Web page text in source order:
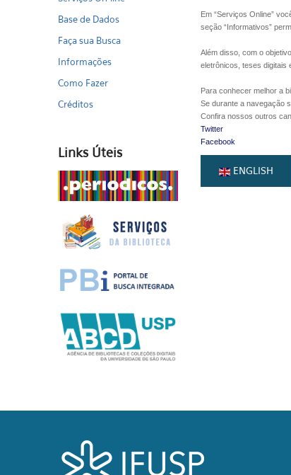
Base de Dados
Faça sua Busca
Informações
Como Fazer
Créditos
Links Úteis
Em “Serviços Online”
seção “Informativos”
Além disso, com o
eletrônicos, teses digitais
Para conhecer melhor a
Se durante a navegação
Confira nossos outros
Twitter
Facebook
ENGLISH